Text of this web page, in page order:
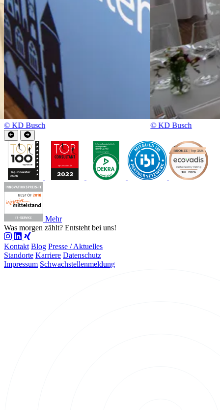
© KD Busch © KD Busch
Mehr
Was morgen zählt? Entsteht bei uns!
Kontakt Blog Presse / Aktuelles
Standorte Karriere Datenschutz
Impressum Schwachstellenmeldung